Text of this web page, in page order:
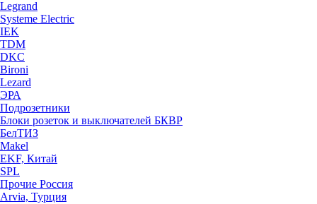
Legrand
Systeme Electric
IEK
TDM
DKC
Bironi
Lezard
ЭРА
Подрозетники
Блоки розеток и выключателей БКВР
БелТИЗ
Makel
EKF, Китай
SPL
Прочие Россия
Arvia, Турция